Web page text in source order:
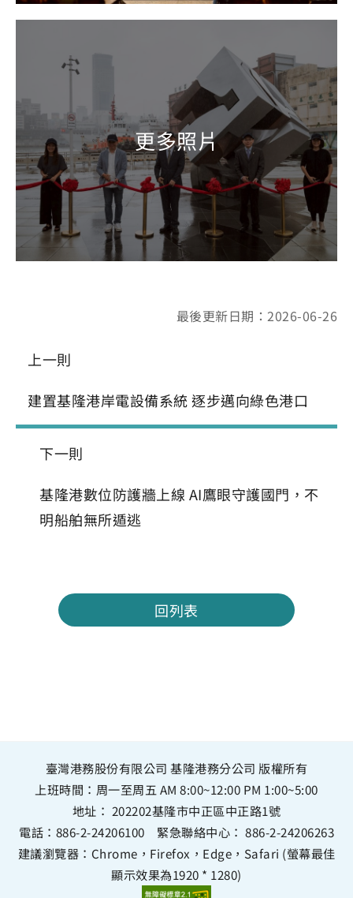
最後更新日期：2026-06-26
上一則
建置基隆港岸電設備系統 逐步邁向綠色港口
下一則
基隆港數位防護牆上線 AI鷹眼守護國門，不
明船舶無所遁逃
回列表
臺灣港務股份有限公司 基隆港務分公司 版權所有
上班時間：周一至周五 AM 8:00~12:00 PM 1:00~5:00
地址： 202202基隆市中正區中正路1號
電話： 886-2-24206100 緊急聯絡中心： 886-2-24206263
建議瀏覽器：Chrome，Firefox，Edge，Safari (螢幕最佳
顯示效果為1920 * 1280)